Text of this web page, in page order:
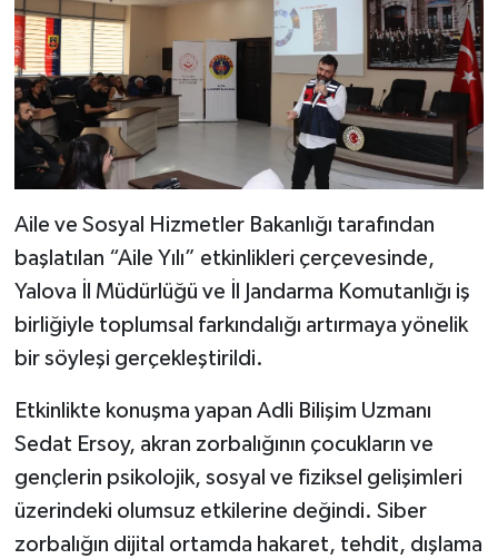
Aile ve Sosyal Hizmetler Bakanlığı tarafından
başlatılan “Aile Yılı” etkinlikleri çerçevesinde,
Yalova İl Müdürlüğü ve İl Jandarma Komutanlığı iş
birliğiyle toplumsal farkındalığı artırmaya yönelik
bir söyleşi gerçekleştirildi.
Etkinlikte konuşma yapan Adli Bilişim Uzmanı
Sedat Ersoy, akran zorbalığının çocukların ve
gençlerin psikolojik, sosyal ve fiziksel gelişimleri
üzerindeki olumsuz etkilerine değindi. Siber
zorbalığın dijital ortamda hakaret, tehdit, dışlama